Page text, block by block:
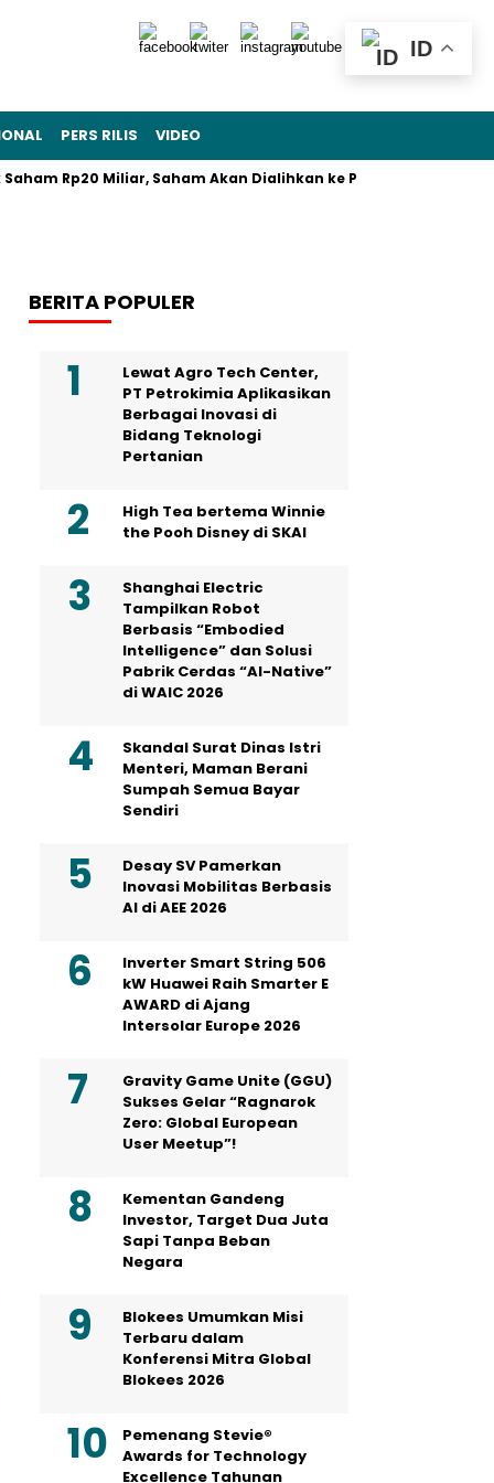
PERS RILIS VIDEO
Rp20 Miliar, Saham Akan Dialihkan ke Pekerja
BERITA POPULER
Lewat Agro Tech Center,
PT Petrokimia Aplikasikan
Berbagai Inovasi di
Bidang Teknologi
Pertanian
High Tea bertema Winnie
the Pooh Disney di SKAI
Shanghai Electric
Tampilkan Robot
Berbasis “Embodied
Intelligence” dan Solusi
Pabrik Cerdas “AI-Native”
di WAIC 2026
Skandal Surat Dinas Istri
Menteri, Maman Berani
Sumpah Semua Bayar
Sendiri
Desay SV Pamerkan
Inovasi Mobilitas Berbasis
AI di AEE 2026
Inverter Smart String 506
kW Huawei Raih Smarter E
AWARD di Ajang
Intersolar Europe 2026
Gravity Game Unite (GGU)
Sukses Gelar “Ragnarok
Zero: Global European
User Meetup”!
Kementan Gandeng
Investor, Target Dua Juta
Sapi Tanpa Beban
Negara
Blokees Umumkan Misi
Terbaru dalam
Konferensi Mitra Global
Blokees 2026
Pemenang Stevie®
Awards for Technology
Excellence Tahunan
ID